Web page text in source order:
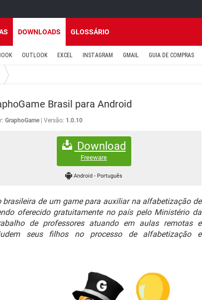
DOWNLOADS GLOSSÁRIO
OUTLOOK EXCEL INSTAGRAM GMAIL GUIA DE COMPRAS
Brasil para Android
GraphoGame Versão: 1.0.10
Download
Freeware
Android- Português
brasileira de um game para auxiliar na alfabetização de
oferecido gratuitamente no país pelo Ministério da
de professores atuando em aulas remotas e
seus filhos no processo de alfabetização e